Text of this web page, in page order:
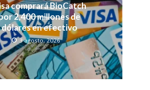
comprará BioCatch
2,400 millones de
dólares en efectivo
3 agosto, 2026